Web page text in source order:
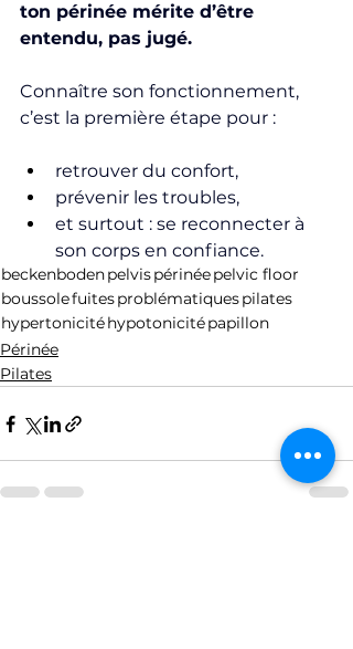
ton périnée mérite d’être
entendu, pas jugé.
Connaître son fonctionnement,
c’est la première étape pour :
retrouver du confort,
prévenir les troubles,
et surtout : se reconnecter à
son corps en confiance.
beckenbodenpelvispérinéepelvic floor
boussolefuitesproblématiquespilates
hypertonicitéhypotonicitépapillon
Périnée
Pilates